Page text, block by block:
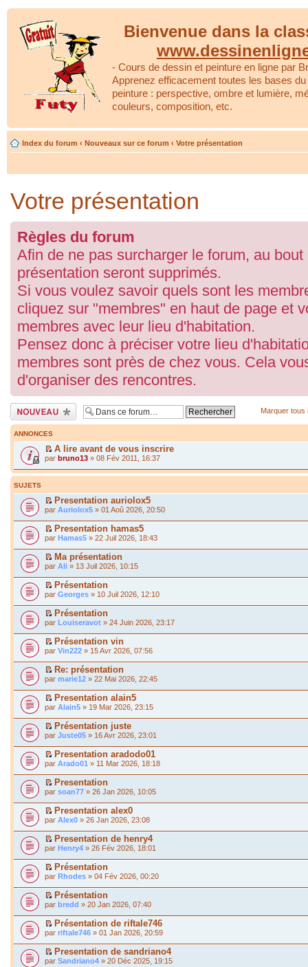
Bienvenue dans la
- Cours de dessin et peinture en ligne par
Apprenez efficacement toutes les bases
peinture : perspective, ombre et lumière,
couleurs, composition, etc.
Index du forum ‹ Nouveaux sur ce forum ‹ Votre présentation
Votre présentation
Règles du forum
Afin de ne pas surcharger le forum, au
présentation seront supprimés.
Si vous voulez savoir quels sont les
cliquez sur "membres" en haut de page et
membres avec leur lieu d'habitation.
Pensez donc à préciser votre lieu
membres sont près de chez vous. Cela
d'organiser des rencontres.
Écrire un nouveau
sujet
Marquer tous
ANNONCES
A lire avant de vous inscrire
par bruno13 » 08 Fév 2011, 16:37
SUJETS
Presentation auriolox5
par Auriolox5 » 01 Aoû 2026, 20:50
Presentation hamas5
par Hamas5 » 22 Juil 2026, 18:43
Ma présentation
par Ali » 13 Juil 2026, 10:15
Présentation
par Georges » 10 Juil 2026, 12:10
Présentation
par Louiseravot » 24 Juin 2026, 23:17
Présentation vin
par Vin222 » 15 Avr 2026, 07:56
Re: présentation
par marie12 » 22 Mai 2026, 22:45
Presentation alain5
par Alain5 » 19 Mar 2026, 23:15
Présentation juste
par Juste05 » 16 Avr 2026, 23:01
Presentation aradodo01
par Arado01 » 11 Mar 2026, 18:18
Presentation
par soan77 » 26 Jan 2026, 10:05
Presentation alex0
par Alex0 » 26 Jan 2026, 23:08
Presentation de henry4
par Henry4 » 26 Fév 2026, 18:01
Présentation
par Rhodes » 04 Fév 2026, 00:20
Présentation
par bredd » 20 Jan 2026, 07:40
Présentation de riftale746
par riftale746 » 01 Jan 2026, 20:59
Presentation de sandriano4
par Sandriano4 » 20 Déc 2025, 19:15